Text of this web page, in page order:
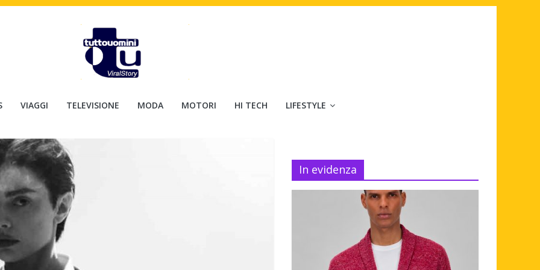
VIAGGI TELEVISIONE MODA MOTORI HI TECH LIFESTYLE
In evidenza